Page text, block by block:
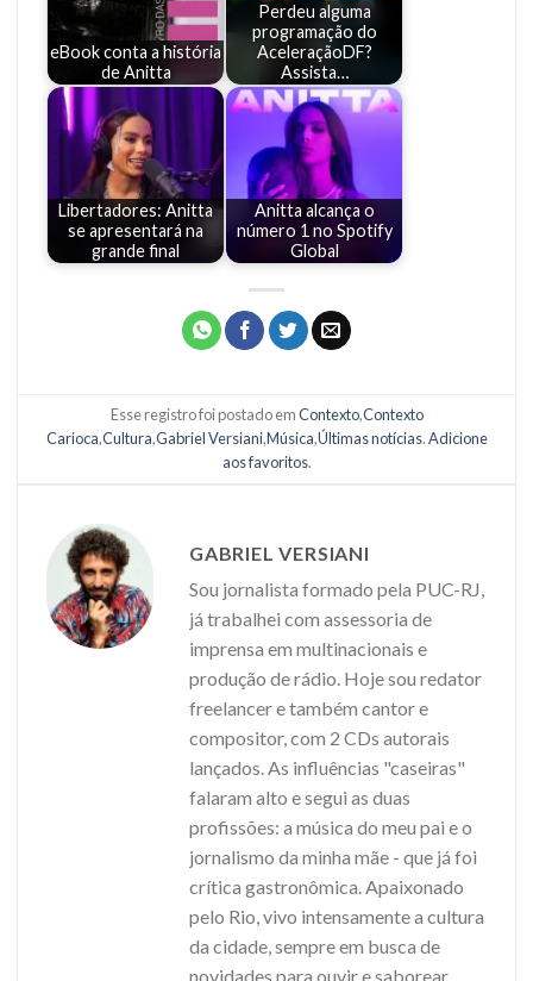
eBook conta a história
de Anitta
Perdeu alguma
programação do
AceleraçãoDF?
Assista…
Libertadores: Anitta
se apresentará na
grande final
Anitta alcança o
número 1 no Spotify
Global
Esse registro foi postado emContexto,Contexto
Carioca,Cultura,Gabriel Versiani,Música,Últimas notícias.Adicione
aos favoritos.
GABRIEL VERSIANI
Sou jornalista formado pela PUC-RJ,
já trabalhei com assessoria de
imprensa em multinacionais e
produção de rádio. Hoje sou redator
freelancer e também cantor e
compositor, com 2 CDs autorais
lançados. As influências "caseiras"
falaram alto e segui as duas
profissões: a música do meu pai e o
jornalismo da minha mãe - que já foi
crítica gastronômica. Apaixonado
pelo Rio, vivo intensamente a cultura
da cidade, sempre em busca de
novidades para ouvir e saborear.